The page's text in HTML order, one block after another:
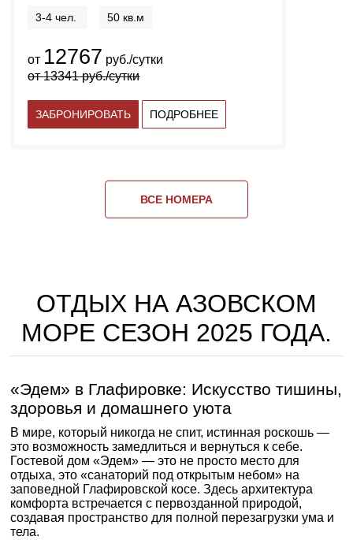
3-4 чел. 50 кв.м
от 12767 руб./сутки
от13341руб./сутки
ЗАБРОНИРОВАТЬ ПОДРОБНЕЕ
ВСЕ НОМЕРА
ОТДЫХ НА АЗОВСКОМ
МОРЕ СЕЗОН 2025 ГОДА.
«Эдем» в Глафировке: Искусство тишины,
здоровья и домашнего уюта
В мире, который никогда не спит, истинная роскошь —
это возможность замедлиться и вернуться к себе.
Гостевой дом «Эдем» — это не просто место для
отдыха, это «санаторий под открытым небом» на
заповедной Глафировской косе. Здесь архитектура
комфорта встречается с первозданной природой,
создавая пространство для полной перезагрузки ума и
тела.